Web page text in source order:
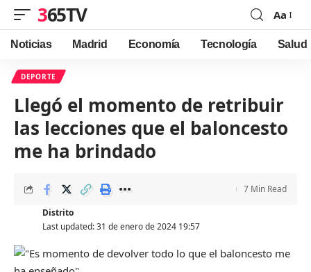
365TV
Font
Resizer
Aa
Noticias Madrid Economía Tecnología Salud
DEPORTE
Llegó el momento de retribuir
las lecciones que el baloncesto
me ha brindado
Last updated: 31 de enero de 2024 19:57
Distrito
7 Min Read